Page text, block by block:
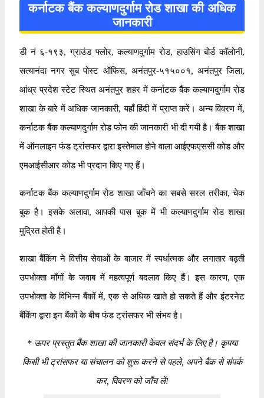
कर्नाटक बैंक कल्याणदुर्गाम रोड शाखा की अधिक
जानकारी
डी नं ६-१९३, ग्राउंड फ्लोर, कल्याणदुर्गाम रोड, हाउसिंग बोर्ड कॉलोनी,
सत्यानंदा नगर सुब पोस्ट ऑफिस, अनंतपुर-५१५००१, अनंतपुर जिला,
आंध्र प्रदेश स्टेट स्थित अनंतपुर शहर में कर्नाटक बैंक कल्याणदुर्गाम रोड
शाखा के बारे में अधिक जानकारी, यहाँ हिंदी में प्राप्त करें। अन्य विवरण में,
कर्नाटक बैंक कल्याणदुर्गाम रोड फोन की जानकारी भी दी गयी है। बैंक शाखा
में ऑनलाइन फंड ट्रांसफर द्वारा इस्तेमाल होने वाला आईएफएससी कोड और
एमआईसीआर कोड भी प्रदान किए गए हैं।
कर्नाटक बैंक कल्याणदुर्गाम रोड शाखा जाँचने का सबसे सरल तरीका, चेक
बुक है। इसके अलावा, आपकी पास बुक में भी कल्याणदुर्गाम रोड शाखा
मुद्रित होती है।
शाखा बैंकिंग ने वित्तीय सेवाओं के बाजार में स्पर्धात्मक और लगातार बढ़ती
उपभोक्ता माँगों के जवाब में महत्वपूर्ण बदलाव किए हैं। इस कारण, एक
उपभोक्ता के विभिन्न बैंकों में, एक से अधिक खाते हो सकते हैं और इंटरनेट
बैंकिंग द्वारा इन बैंकों के बीच फंड ट्रांसफर भी संभव है।
*ऊपर प्रस्तुत बैंक शाखा की जानकारी केवल संदर्भ के लिए है। कृपया
किसी भी ट्रांसफर या संचालन को शुरू करने से पहले, अपने बैंक से संपर्क
कर, विवरण को जाँच लें!